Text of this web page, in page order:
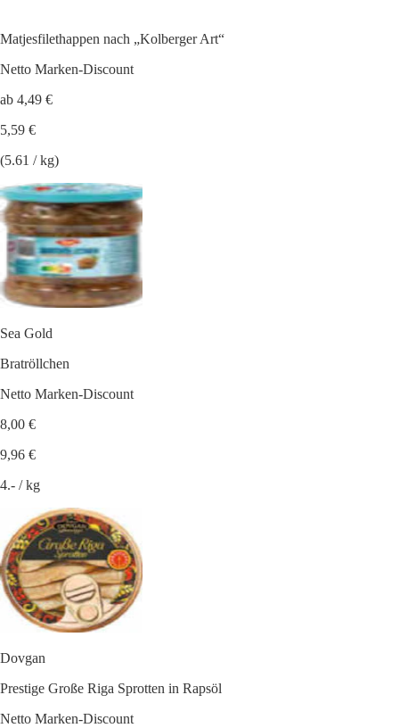
Matjesfilethappen nach „Kolberger Art“
Netto Marken-Discount
ab 4,49 €
5,59 €
(5.61 / kg)
Sea Gold
Bratröllchen
Netto Marken-Discount
8,00 €
9,96 €
4.- / kg
Dovgan
Prestige Große Riga Sprotten in Rapsöl
Netto Marken-Discount